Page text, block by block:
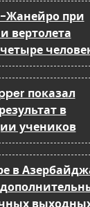
Жанейро при
вертолета
показал
в
учеников
в